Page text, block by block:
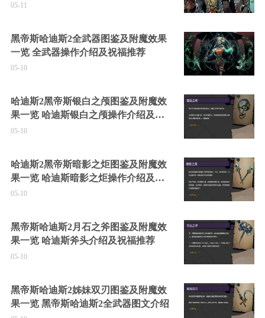
05-11
黑帝斯哈迪斯2全武器图鉴及附魔效果
一览 全武器操作介绍及祝福推荐
05-10
哈迪斯2黑帝斯银白之颅图鉴及附魔效
果一览 哈迪斯银白之颅操作介绍及祝
福推荐
05-10
哈迪斯2黑帝斯暗影之炬图鉴及附魔效
果一览 哈迪斯暗影之炬操作介绍及祝
福推荐
05-10
黑帝斯哈迪斯2月石之斧图鉴及附魔效
果一览 哈迪斯斧头介绍及祝福推荐
05-10
黑帝斯哈迪斯2姊妹双刃图鉴及附魔效
果一览 黑帝斯哈迪斯2全武器图文介绍